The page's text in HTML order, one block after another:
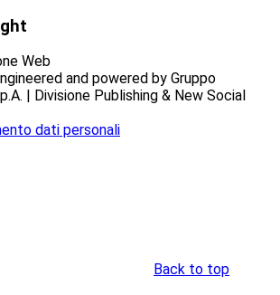
and powered by Gruppo
| Divisione Publishing & New Social
dati personali
Back to top